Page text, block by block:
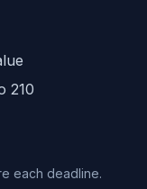
210
each deadline.